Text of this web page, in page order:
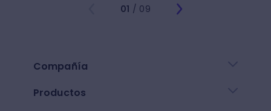
01 / 09
Compañía
Productos